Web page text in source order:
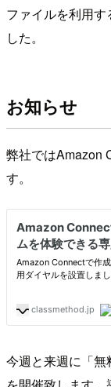
ファイルを利用
した。
お知らせ
弊社ではAmazon
す。
今週と来週に「無